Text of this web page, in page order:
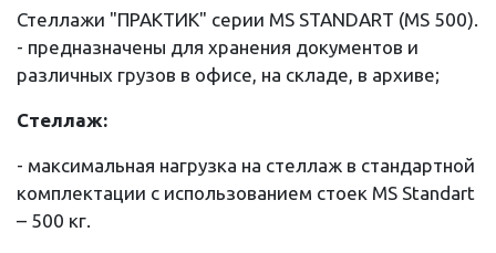
Стеллажи "ПРАКТИК" серии MS STANDART (MS 500).
- предназначены для хранения документов и
различных грузов в офисе, на складе, в архиве;
Стеллаж:
- максимальная нагрузка на стеллаж в стандартной
комплектации с использованием стоек MS Standart
– 500 кг.